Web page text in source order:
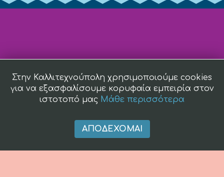
Στην Καλλιτεχνούπολη χρησιμοποιούμε cookies
για να εξασφαλίσουμε κορυφαία εμπειρία στον
ιστοτοπό μας Μάθε περισσότερα
ΑΠΟΔΈΧΟΜΑΙ